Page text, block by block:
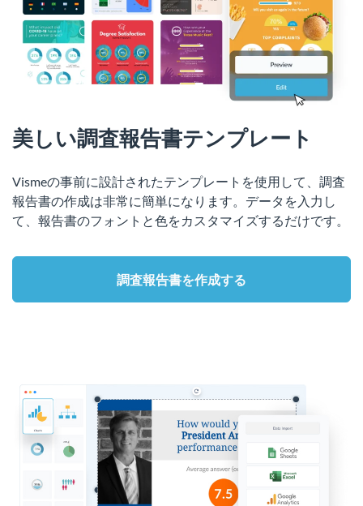
美しい調査報告書テンプレート
Vismeの事前に設計されたテンプレートを使用して、調査
報告書の作成は非常に簡単になります。データを入力し
て、報告書のフォントと色をカスタマイズするだけです。
調査報告書を作成する